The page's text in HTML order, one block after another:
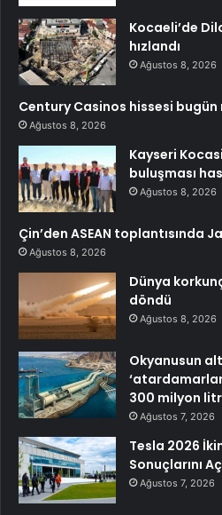
Kocaeli’de
hızlandı
Ağustos 8, 2026
Century Casinos hissesi bugün
Ağustos 8, 2026
Kayseri
buluşması
Ağustos 8, 2026
Çin’den ASEAN toplantısında
Ağustos 8, 2026
Dünya
döndü
Ağustos 8, 2026
Okyanusun
300 milyon
Ağustos 7, 2026
Tesla 2026
Sonuçlarını
Ağustos 7, 2026